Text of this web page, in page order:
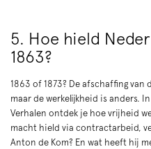
5. Hoe hield
1863?
1863 of 1873? De afschaffing van
maar de werkelijkheid is anders.
Verhalen ontdek je hoe vrijheid
macht hield via contractarbeid,
Anton de Kom? En wat heeft hij